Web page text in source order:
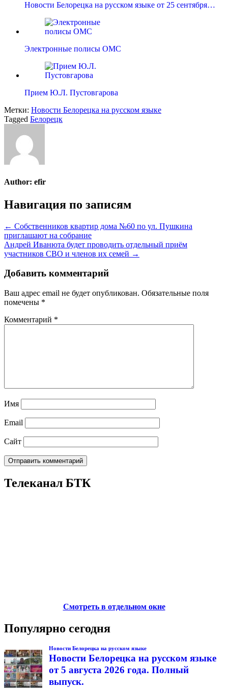
Новости Белорецка на русском языке от 25 сентября…
Электронные полисы ОМС
Прием Ю.Л. Пустовгарова
Метки: Новости Белорецка на русском языке
Tagged Белорецк
Author: efir
Навигация по записям
← Собственников квартир дома №60 по ул. Пушкина
приглашают на собрание
Андрей Иванюта будет проводить отдельный приём
участников СВО и членов их семей →
Добавить комментарий
Ваш адрес email не будет опубликован. Обязательные поля
помечены *
Комментарий *
Имя
Email
Сайт
Телеканал БТК
Смотреть в отдельном окне
Популярно сегодня
Новости Белорецка на русском языке
Новости Белорецка на русском языке
от 5 августа 2026 года. Полный
выпуск.